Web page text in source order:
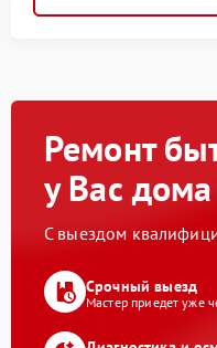
Ремонт
у Вас дома
С выездом
Срочный выезд
Мастер приедет уже